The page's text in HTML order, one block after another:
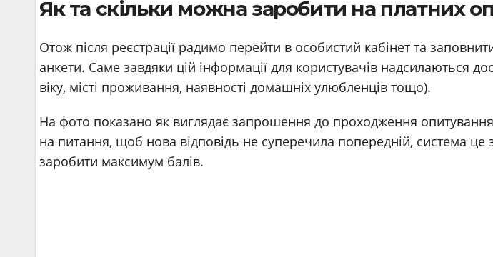
Як та скільки можна заробити на платних
Отож після реєстрації радимо перейти в особистий кабінет та
анкети. Саме завдяки цій інформації для користувачів надсилаються
віку, місті проживання, наявності домашніх улюбленців тощо).
На фото показано як виглядає запрошення до проходження опитування.
на питання, щоб нова відповідь не суперечила попередній, система це
заробити максимум балів.